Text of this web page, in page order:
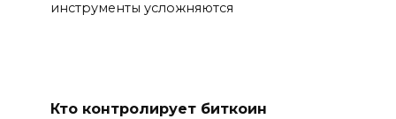
инструменты усложняются
Кто контролирует биткоин